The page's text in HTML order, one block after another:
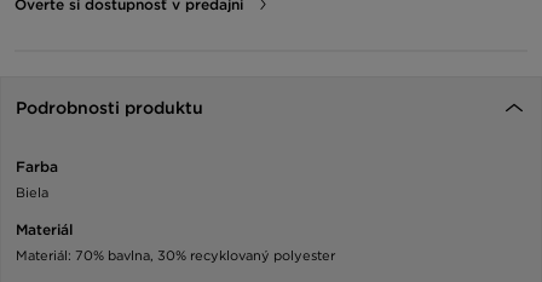
Overte si dostupnosť v predajni
Podrobnosti produktu
Farba
Biela
Materiál
Materiál: 70% bavlna, 30% recyklovaný polyester